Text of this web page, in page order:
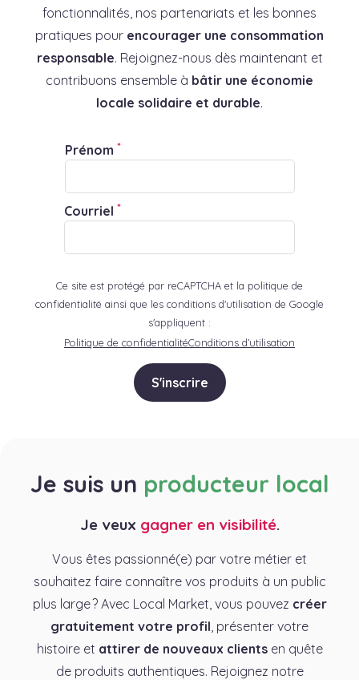
fonctionnalités, nos partenariats et les bonnes
pratiques pour encourager une consommation
responsable. Rejoignez-nous dès maintenant et
contribuons ensemble à bâtir une économie
locale solidaire et durable.
Prénom *
Courriel *
Ce site est protégé par reCAPTCHA et la politique de
confidentialité ainsi que les conditions d'utilisation de Google
s'appliquent :
Politique de confidentialitéConditions d’utilisation
S'inscrire
Je suis un producteur local
Je veux gagner en visibilité.
Vous êtes passionné(e) par votre métier et
souhaitez faire connaître vos produits à un public
plus large ? Avec Local Market, vous pouvez créer
gratuitement votre profil , présenter votre
histoire et attirer de nouveaux clientsen quête
de produits authentiques. Rejoignez notre